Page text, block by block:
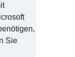
Sie